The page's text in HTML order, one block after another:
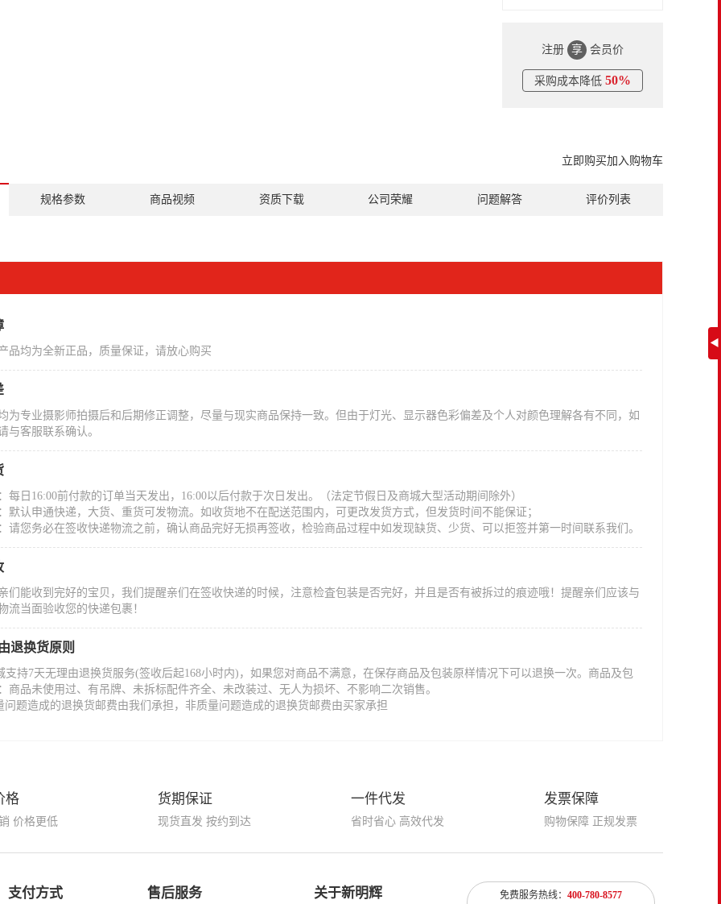
◀
注册 享 会员价
采购成本降低 50%
立即购买加入购物车
规格参数 商品视频 资质下载 公司荣耀 问题解答 评价列表
品均为全新正品，质量保证，请放心购买
为专业摄影师拍摄后和后期修正调整，尽量与现实商品保持一致。但由于灯光、显示器色彩偏差及个人对颜色理解各有不同，如
与客服联系确认。
每日16:00前付款的订单当天发出，16:00以后付款于次日发出。（法定节假日及商城大型活动期间除外）
默认申通快递，大货、重货可发物流。如收货地不在配送范围内，可更改发货方式，但发货时间不能保证；
请您务必在签收快递物流之前，确认商品完好无损再签收，检验商品过程中如发现缺货、少货、可以拒签并第一时间联系我们。
们能收到完好的宝贝，我们提醒亲们在签收快递的时候，注意检査包装是否完好，并且是否有被拆过的痕迹哦！提醒亲们应该与
流当面验收您的快递包裹！
退换货原则
支持7天无理由退换货服务(签收后起168小时内)，如果您对商品不满意，在保存商品及包装原样情况下可以退换一次。商品及包
商品未使用过、有吊牌、未拆标配件齐全、未改装过、无人为损坏、不影响二次销售。
问题造成的退换货邮费由我们承担，非质量问题造成的退换货邮费由买家承担
格
价格更低
货期保证
现货直发 按约到达
一件代发
省时省心 高效代发
发票保障
购物保障 正规发票
支付方式 售后服务 关于新明辉 免费服务热线： 400-780-8577